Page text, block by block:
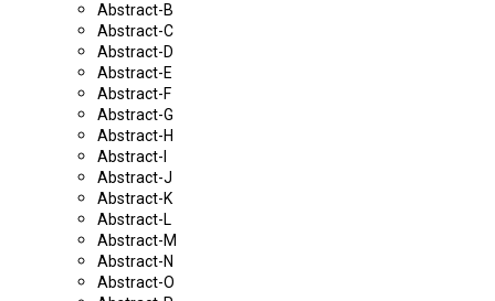
Abstract-B
Abstract-C
Abstract-D
Abstract-E
Abstract-F
Abstract-G
Abstract-H
Abstract-I
Abstract-J
Abstract-K
Abstract-L
Abstract-M
Abstract-N
Abstract-O